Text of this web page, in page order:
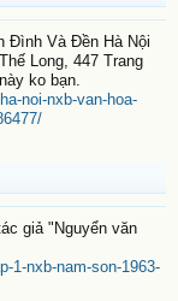
Đình Và Đền Hà Nội
Long, 447 Trang
ko bạn.
noi-nxb-van-hoa-
giả "Nguyển văn
1-nxb-nam-son-1963-